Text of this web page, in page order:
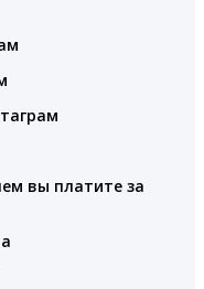
вы платите за